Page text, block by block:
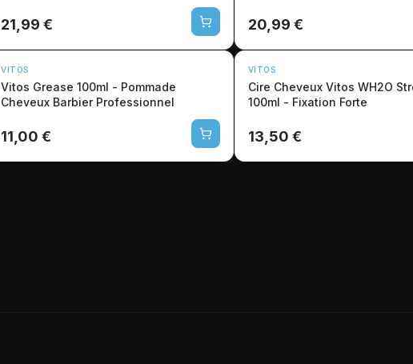
21,99 € 20,99 €
VITOS
Vitos Grease 100ml - Pommade
Cheveux Barbier Professionnel
11,00 €
VITOS
Cire Cheveux Vitos WH2O
100ml - Fixation Forte
13,50 €